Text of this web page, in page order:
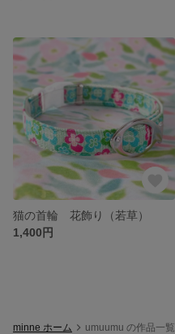
猫の首輪 花飾り（若草）
1,400円
minne ホーム umuumu の作品一覧